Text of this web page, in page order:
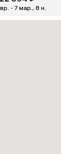
- 7 мар., 8 н.